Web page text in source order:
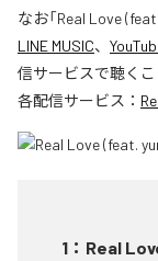
なお「Real Love
LINE MUSIC、
信サービスで聴くこ
各配信サービス：
1 ： Real